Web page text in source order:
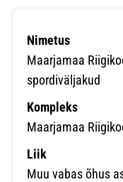
Nimetus
Maarjamaa
spordiväljakud
Kompleks
Maarjamaa
Liik
Muu vabas õhus